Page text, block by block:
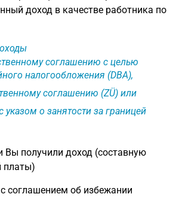
доход в качестве работника по
соглашению с целью
налогообложения (DBA),
соглашению (ZÜ) или
указом о занятости за границей
Вы получили доход (составную
платы)
с соглашением об избежании